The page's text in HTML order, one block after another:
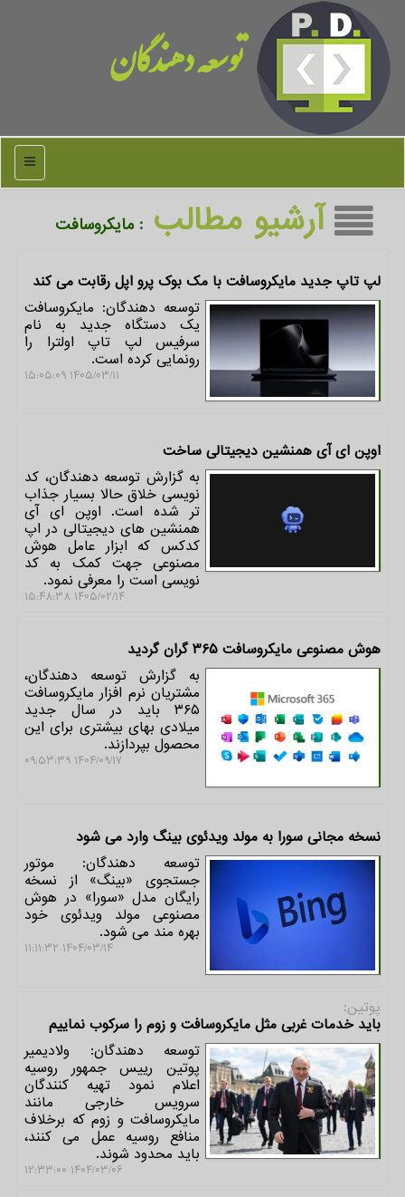
توسعه دهندگان
منو
آرشیو مطالب : مایكروسافت
لپ تاپ جدید مایکروسافت با مک بوک پرو اپل رقابت می کند
توسعه دهندگان: مایکروسافت
یک دستگاه جدید به نام
سرفیس لپ تاپ اولترا را
رونمایی کرده است.
۱۴۰۵/۰۳/۱۱ ۱۵:۰۵:۰۹
اوپن ای آی همنشین دیجیتالی ساخت
به گزارش توسعه دهندگان، کد
نویسی خلاق حالا بسیار جذاب
تر شده است. اوپن ای آی
همنشین های دیجیتالی در اپ
کدکس که ابزار عامل هوش
مصنوعی جهت کمک به کد
نویسی است را معرفی نمود.
۱۴۰۵/۰۲/۱۴ ۱۵:۴۸:۳۸
هوش مصنوعی مایکروسافت ۳۶۵ گران گردید
به گزارش توسعه دهندگان،
مشتریان نرم افزار مایکروسافت
۳۶۵ باید در سال جدید
میلادی بهای بیشتری برای این
محصول بپردازند.
۱۴۰۴/۰۹/۱۷ ۰۹:۵۳:۳۹
نسخه مجانی سورا به مولد ویدئوی بینگ وارد می شود
توسعه دهندگان: موتور
جستجوی «بینگ» از نسخه
رایگان مدل «سورا» در هوش
مصنوعی مولد ویدئوی خود
بهره مند می شود.
۱۴۰۴/۰۳/۱۴ ۱۱:۱۱:۳۲
پوتین:
باید خدمات غربی مثل مایکروسافت و زوم را سرکوب نماییم
توسعه دهندگان: ولادیمیر
پوتین رییس جمهور روسیه
اعلام نمود تهیه کنندگان
سرویس خارجی مانند
مایکروسافت و زوم که برخلاف
منافع روسیه عمل می کنند،
باید محدود شوند.
۱۴۰۴/۰۳/۰۶ ۱۲:۳۳:۰۰